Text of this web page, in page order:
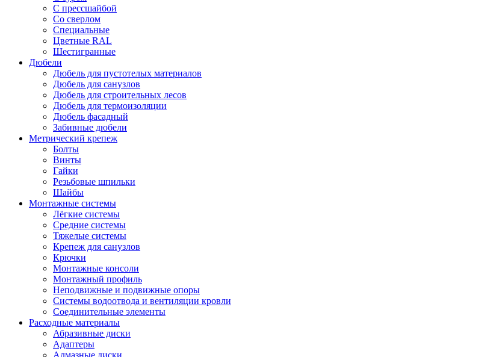
С прессшайбой
Со сверлом
Специальные
Цветные RAL
Шестигранные
Дюбели
Дюбель для пустотелых материалов
Дюбель для санузлов
Дюбель для строительных лесов
Дюбель для термоизоляции
Дюбель фасадный
Забивные дюбели
Метрический крепеж
Болты
Винты
Гайки
Резьбовые шпильки
Шайбы
Монтажные системы
Лёгкие системы
Средние системы
Тяжелые системы
Крепеж для санузлов
Крючки
Монтажные консоли
Монтажный профиль
Неподвижные и подвижные опоры
Системы водоотвода и вентиляции кровли
Соединительные элементы
Расходные материалы
Абразивные диски
Адаптеры
Алмазные диски